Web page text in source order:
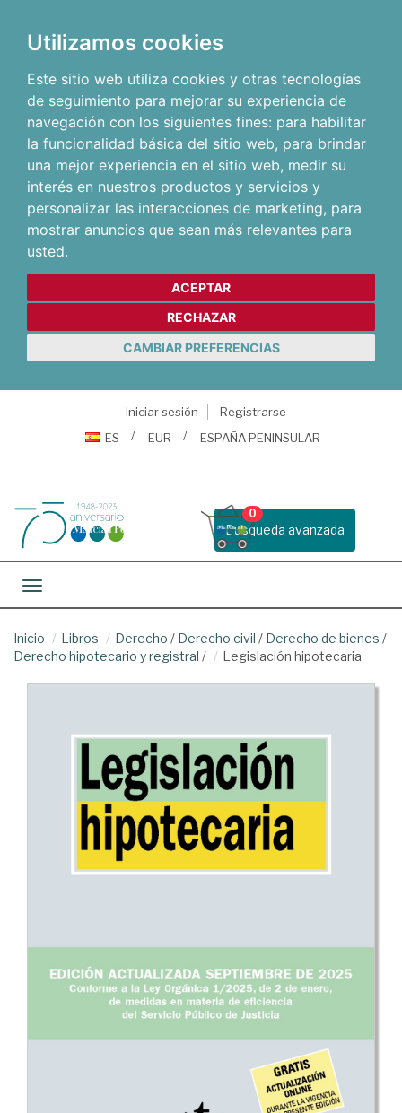
Utilizamos cookies
Este sitio web utiliza cookies y otras tecnologías
de seguimiento para mejorar su experiencia de
navegación con los siguientes fines: para habilitar
la funcionalidad básica del sitio web, para brindar
una mejor experiencia en el sitio web, medir su
interés en nuestros productos y servicios y
personalizar las interacciones de marketing, para
mostrar anuncios que sean más relevantes para
usted.
ACEPTAR
RECHAZAR
CAMBIAR PREFERENCIAS
Iniciar sesión
Registrarse
ES
EUR ESPAÑA PENINSULAR
Busqueda avanzada
0
Toggle navigation
Inicio Libros Derecho / Derecho civil / Derecho de bienes /
Derecho hipotecario y registral / Legislación hipotecaria